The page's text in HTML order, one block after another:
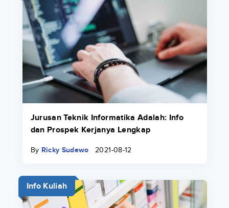
Jurusan Teknik Informatika Adalah: Info
dan Prospek Kerjanya Lengkap
By Ricky Sudewo 2021-08-12
Info Kuliah